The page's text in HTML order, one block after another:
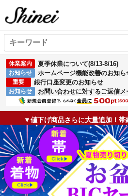
休業案内 夏季休業について(8/13-8/16)
お知らせ ホームページ機能改善のお知ら
重要 銀行口座変更のお知らせ
お知らせ お問い合わせに対するご返信メ
▼値下げ商品さらに大量追加！